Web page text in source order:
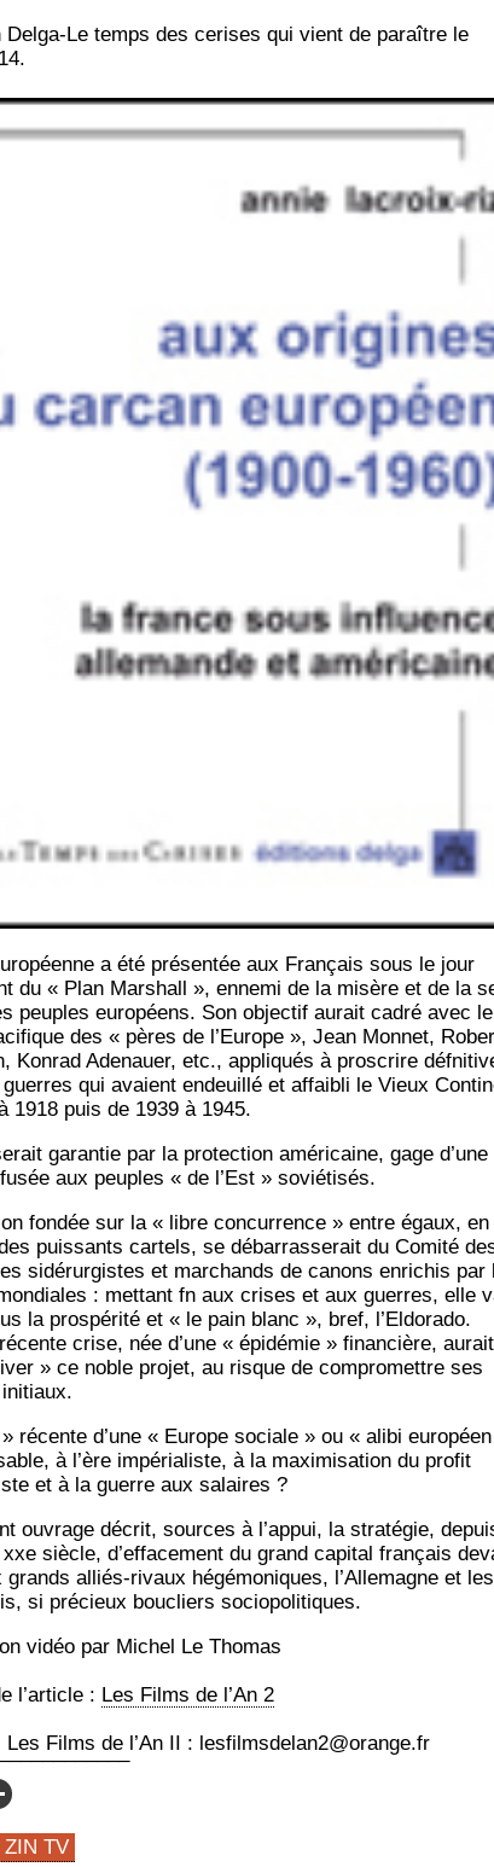
Del­ga-Le temps des cerises qui vient de paraître le
a été pré­sen­tée aux Fran­çais sous le jour
du « Plan Mar­shall », enne­mi de la misère et de la
peuples euro­péens. Son objec­tif aurait cadré avec le
des « pères de l’Europe », Jean Mon­net,
Kon­rad Ade­nauer, etc., appli­qués à pros­crire
qui avaient endeuillé et affai­bli le Vieux
1918 puis de 1939 à 1945.
garan­tie par la pro­tec­tion amé­ri­caine, gage d’une
aux peuples « de l’Est » soviétisés.
fon­dée sur la « libre concur­rence » entre égaux, en
puis­sants car­tels, se débar­ras­se­rait du Comi­té
sidé­rur­gistes et mar­chands de canons enri­chis par
: met­tant fn aux crises et aux guerres, elle
la pros­pé­ri­té et « le pain blanc », bref, l’Eldorado.
crise, née d’une « épi­dé­mie » finan­cière, aurait
» ce noble pro­jet, au risque de com­pro­mettre ses
récente d’une « Europe sociale » ou « ali­bi
à l’ère impé­ria­liste, à la maxi­mi­sa­tion du pro­fit
et à la guerre aux salaires ?
ouvrage décrit, sources à l’appui, la stra­té­gie,
siècle, d’effacement du grand capi­tal fran­çais
grands alliés-rivaux hégé­mo­niques, l’Allemagne et les
si pré­cieux bou­cliers sociopolitiques.
vidéo par Michel Le Thomas
l’ar­ticle : Les Films de l’An 2
Les Films de l’An II : lesfilmsdelan2@orange.fr
TV